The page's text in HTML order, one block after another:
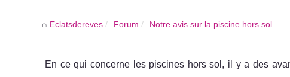
Eclatsdereves Forum Notre avis sur la piscine hors sol
En ce qui concerne les piscines hors sol, il y a des